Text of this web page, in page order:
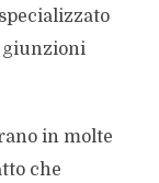
giunzioni
in molte
che